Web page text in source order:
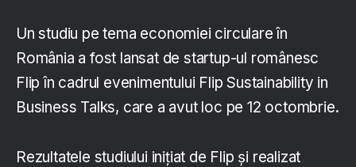
Un studiu pe tema economiei circulare în
România a fost lansat de startup-ul românesc
Flip în cadrul evenimentului Flip Sustainability in
Business Talks, care a avut loc pe 12 octombrie.
Rezultatele studiului inițiat de Flip și realizat